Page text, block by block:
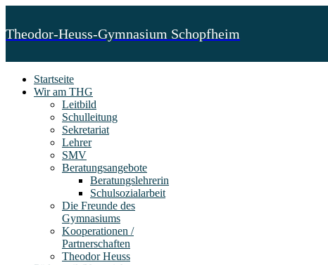
Theodor-Heuss-Gymnasium Schopfheim
Startseite
Wir am THG
Leitbild
Schulleitung
Sekretariat
Lehrer
SMV
Beratungsangebote
Beratungslehrerin
Schulsozialarbeit
Die Freunde des
Gymnasiums
Kooperationen /
Partnerschaften
Theodor Heuss